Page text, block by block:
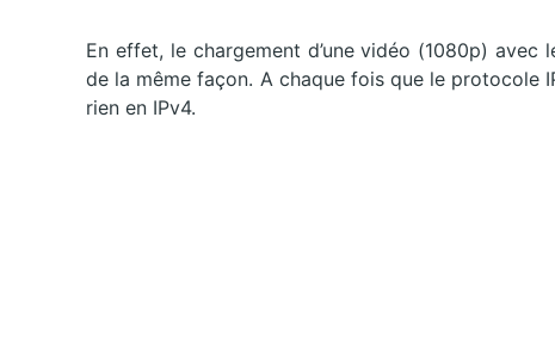
En effet, le chargement d’une vidéo (1080p)
de la même façon. A chaque fois que le protocole
rien en IPv4.